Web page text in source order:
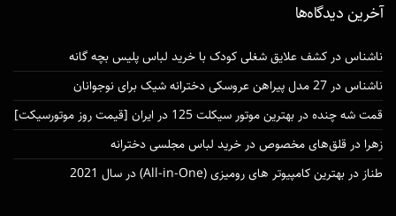
آخرین دیدگاه‌ها
ناشناسدرکشف علایق شغلی کودک با خرید لباس پلیس بچه گانه
ناشناسدر27 مدل پیراهن عروسکی دخترانه شیک برای نوجوانان
قمت شه چندهدربهترین موتور سیکلت 125 در ایران [قیمت روز موتورسیکت]
زهرادرقلق‌های مخصوص در خرید لباس مجلسی دخترانه
طنازدربهترین کامپیوتر های رومیزی (All-in-One) در سال 2021